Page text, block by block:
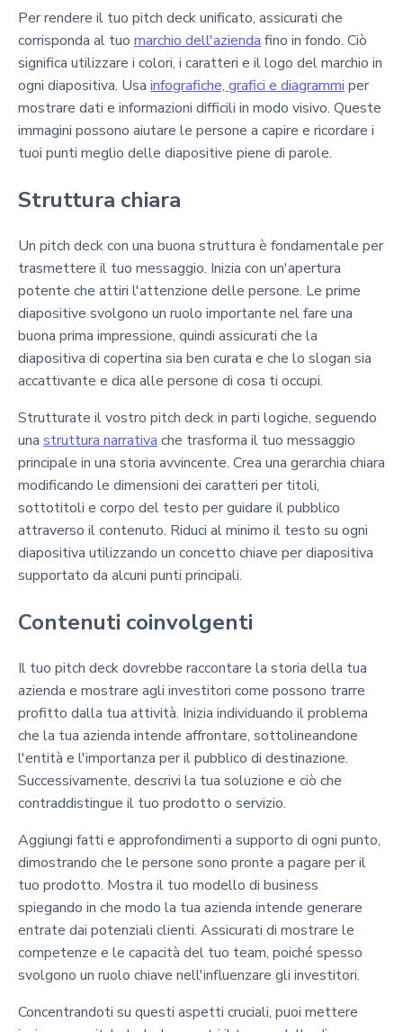
Per rendere il tuo pitch deck unificato, assicurati che
corrisponda al tuo marchio dell'azienda fino in fondo. Ciò
significa utilizzare i colori, i caratteri e il logo del marchio in
ogni diapositiva. Usa infografiche, grafici e diagrammi per
mostrare dati e informazioni difficili in modo visivo. Queste
immagini possono aiutare le persone a capire e ricordare i
tuoi punti meglio delle diapositive piene di parole.
Struttura chiara
Un pitch deck con una buona struttura è fondamentale per
trasmettere il tuo messaggio. Inizia con un'apertura
potente che attiri l'attenzione delle persone. Le prime
diapositive svolgono un ruolo importante nel fare una
buona prima impressione, quindi assicurati che la
diapositiva di copertina sia ben curata e che lo slogan sia
accattivante e dica alle persone di cosa ti occupi.
Strutturate il vostro pitch deck in parti logiche, seguendo
una struttura narrativa che trasforma il tuo messaggio
principale in una storia avvincente. Crea una gerarchia chiara
modificando le dimensioni dei caratteri per titoli,
sottotitoli e corpo del testo per guidare il pubblico
attraverso il contenuto. Riduci al minimo il testo su ogni
diapositiva utilizzando un concetto chiave per diapositiva
supportato da alcuni punti principali.
Contenuti coinvolgenti
Il tuo pitch deck dovrebbe raccontare la storia della tua
azienda e mostrare agli investitori come possono trarre
profitto dalla tua attività. Inizia individuando il problema
che la tua azienda intende affrontare, sottolineandone
l'entità e l'importanza per il pubblico di destinazione.
Successivamente, descrivi la tua soluzione e ciò che
contraddistingue il tuo prodotto o servizio.
Aggiungi fatti e approfondimenti a supporto di ogni punto,
dimostrando che le persone sono pronte a pagare per il
tuo prodotto. Mostra il tuo modello di business
spiegando in che modo la tua azienda intende generare
entrate dai potenziali clienti. Assicurati di mostrare le
competenze e le capacità del tuo team, poiché spesso
svolgono un ruolo chiave nell'influenzare gli investitori.
Concentrandoti su questi aspetti cruciali, puoi mettere